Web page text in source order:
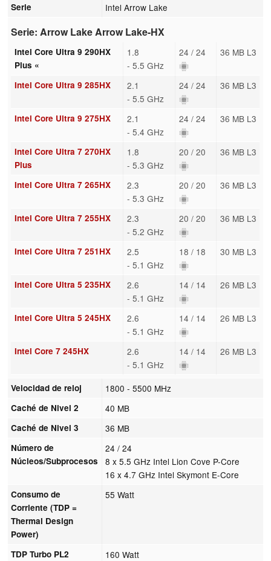
Serie Intel Arrow Lake
Serie: Arrow Lake Arrow Lake-HX
Intel Core Ultra 9 290HX
Plus «
1.8
- 5.5 GHz
24 / 24 36 MB L3
Intel Core Ultra 9 285HX
2.1
- 5.5 GHz
24 / 24 36 MB L3
Intel Core Ultra 9 275HX
2.1
- 5.4 GHz
24 / 24 36 MB L3
Intel Core Ultra 7 270HX
Plus
1.8
- 5.3 GHz
20 / 20 36 MB L3
Intel Core Ultra 7 265HX
2.3
- 5.3 GHz
20 / 20 36 MB L3
Intel Core Ultra 7 255HX
2.3
- 5.2 GHz
20 / 20 36 MB L3
Intel Core Ultra 7 251HX
2.5
- 5.1 GHz
18 / 18 30 MB L3
Intel Core Ultra 5 235HX
2.6
- 5.1 GHz
14 / 14 26 MB L3
Intel Core Ultra 5 245HX
2.6
- 5.1 GHz
14 / 14 26 MB L3
Intel Core 7 245HX
2.6
- 5.1 GHz
14 / 14 26 MB L3
Velocidad de reloj 1800 - 5500 MHz
Caché de Nivel 2 40 MB
Caché de Nivel 3 36 MB
Número de
Núcleos/Subprocesos
24 / 24
8 x 5.5 GHz Intel Lion Cove P-Core
16 x 4.7 GHz Intel Skymont E-Core
Consumo de
Corriente (TDP =
Thermal Design
Power)
55 Watt
TDP Turbo PL2 160 Watt